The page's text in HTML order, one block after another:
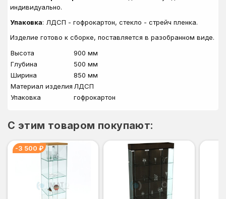
индивидуально.
Упаковка: ЛДСП - гофрокартон, стекло - стрейч пленка.
Изделие готово к сборке, поставляется в разобранном виде.
Высота
900 мм
Глубина
500 мм
Ширина
850 мм
Материал изделия ЛДСП
Упаковка
гофрокартон
C этим товаром покупают:
-3 500 ₽